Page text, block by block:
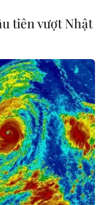
#Việt Nam-Ấn Độ
doanh
tiên vượt Nhật